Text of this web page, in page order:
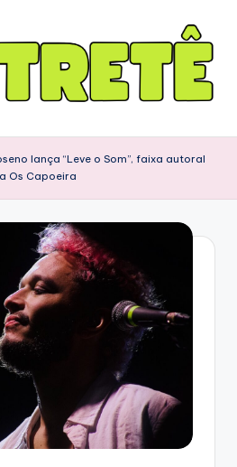
lança “Leve o Som”, faixa autoral
Os Capoeira